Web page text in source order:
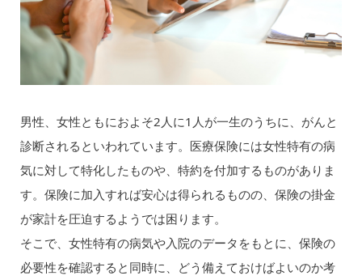
男性、女性ともにおよそ2人に1人が一生のうちに、がんと
診断されるといわれています。医療保険には女性特有の病
気に対して特化したものや、特約を付加するものがありま
す。保険に加入すれば安心は得られるものの、保険の掛金
が家計を圧迫するようでは困ります。
そこで、女性特有の病気や入院のデータをもとに、保険の
必要性を確認すると同時に、どう備えておけばよいのか考